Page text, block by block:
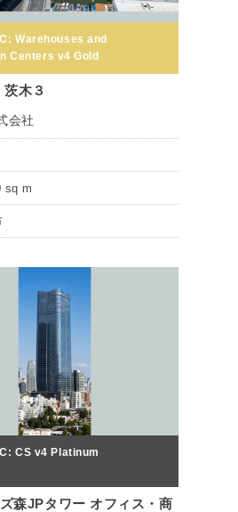
Warehouses and
Centers v4 Gold
木３
会社
sq m
CS v4 Platinum
森JPタワー オフィス・商